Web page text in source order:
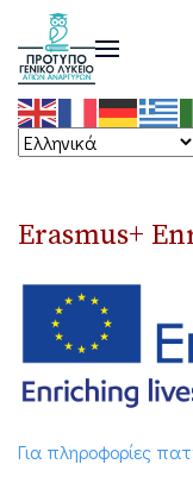
Erasmus+
Για πληροφορίες